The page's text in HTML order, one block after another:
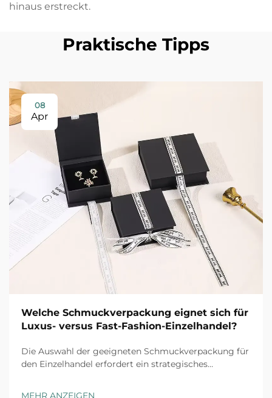
hinaus erstreckt.
Praktische Tipps
08
Apr
Welche Schmuckverpackung eignet sich für
Luxus- versus Fast-Fashion-Einzelhandel?
Die Auswahl der geeigneten Schmuckverpackung für
den Einzelhandel erfordert ein strategisches
MEHR ANZEIGEN